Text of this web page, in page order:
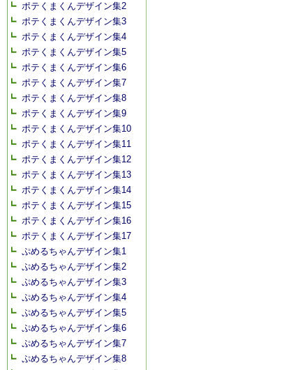
ポテくまくんデザイン集2
ポテくまくんデザイン集3
ポテくまくんデザイン集4
ポテくまくんデザイン集5
ポテくまくんデザイン集6
ポテくまくんデザイン集7
ポテくまくんデザイン集8
ポテくまくんデザイン集9
ポテくまくんデザイン集10
ポテくまくんデザイン集11
ポテくまくんデザイン集12
ポテくまくんデザイン集13
ポテくまくんデザイン集14
ポテくまくんデザイン集15
ポテくまくんデザイン集16
ポテくまくんデザイン集17
ぷめるちゃんデザイン集1
ぷめるちゃんデザイン集2
ぷめるちゃんデザイン集3
ぷめるちゃんデザイン集4
ぷめるちゃんデザイン集5
ぷめるちゃんデザイン集6
ぷめるちゃんデザイン集7
ぷめるちゃんデザイン集8